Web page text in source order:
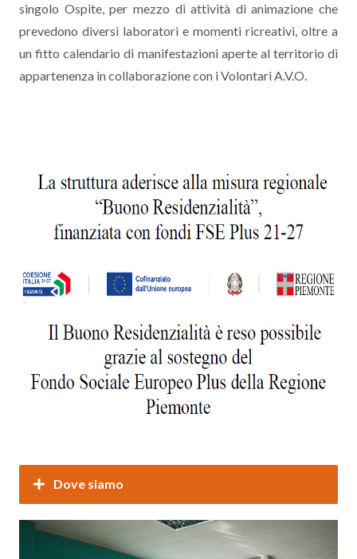
singolo Ospite, per mezzo di attività di animazione che
prevedono diversi laboratori e momenti ricreativi, oltre a
un fitto calendario di manifestazioni aperte al territorio di
appartenenza in collaborazione con i Volontari A.V.O.
Dove siamo